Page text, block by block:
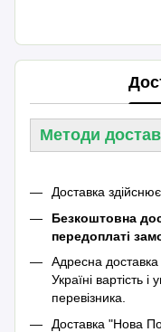
Методи
Доставка
Безкоштовна
передоплаті
Адресна
Україні вартість
перевізника.
Доставка "Нова